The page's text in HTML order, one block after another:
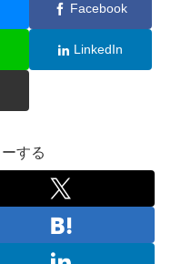
Facebook
LinkedIn
する